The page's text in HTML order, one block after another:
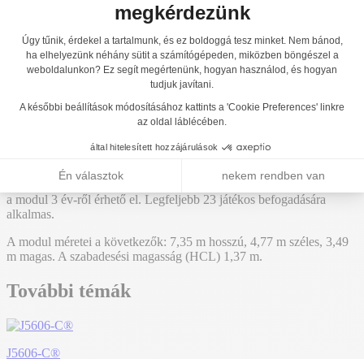
További témák:
J5606-C®
Hozzáadás az árajánlathoz
egyensúlyozó ösvénnyel és csúszdával - J5606
a modul 3 év-ről érhető el. Legfeljebb 23 játékos befogadására
alkalmas.
A modul méretei a következők: 7,35 m hosszú, 4,77 m széles, 3,49
m magas. A szabadesési magasság (HCL) 1,37 m.
További témák
J5606-C®